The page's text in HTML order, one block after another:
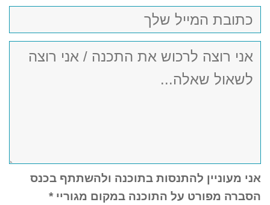
אני מעוניין להתנסות בתוכנה ולהשתתף בכנס
הסברה מפורט על התוכנה במקום מגוריי *